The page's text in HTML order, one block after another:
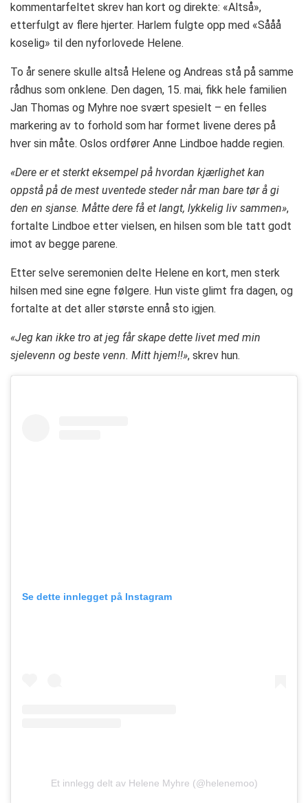
kommentarfeltet skrev han kort og direkte: «Altså»,
etterfulgt av flere hjerter. Harlem fulgte opp med «Sååå
koselig» til den nyforlovede Helene.
To år senere skulle altså Helene og Andreas stå på samme
rådhus som onklene. Den dagen, 15. mai, fikk hele familien
Jan Thomas og Myhre noe svært spesielt – en felles
markering av to forhold som har formet livene deres på
hver sin måte. Oslos ordfører Anne Lindboe hadde regien.
«Dere er et sterkt eksempel på hvordan kjærlighet kan
oppstå på de mest uventede steder når man bare tør å gi
den en sjanse. Måtte dere få et langt, lykkelig liv sammen»,
fortalte Lindboe etter vielsen, en hilsen som ble tatt godt
imot av begge parene.
Etter selve seremonien delte Helene en kort, men sterk
hilsen med sine egne følgere. Hun viste glimt fra dagen, og
fortalte at det aller største ennå sto igjen.
«Jeg kan ikke tro at jeg får skape dette livet med min
sjelevenn og beste venn. Mitt hjem!!», skrev hun.
Se dette innlegget på Instagram
Et innlegg delt av Helene Myhre (@helenemoo)